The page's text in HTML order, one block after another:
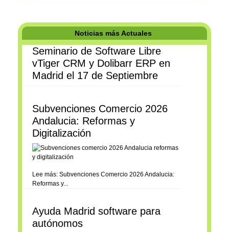
Noticias más Actuales
Seminario de Software Libre
vTiger CRM y Dolibarr ERP en
Madrid el 17 de Septiembre
Subvenciones Comercio 2026
Andalucia: Reformas y
Digitalización
Lee más: Subvenciones Comercio 2026 Andalucia:
Reformas y...
Ayuda Madrid software para
autónomos